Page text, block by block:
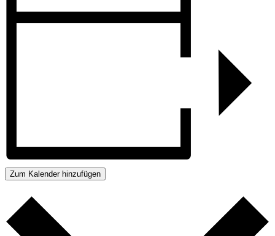
Zum Kalender hinzufügen